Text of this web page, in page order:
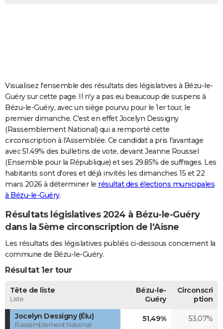
Carte de Noël
Carte Bonne année
Carte Saint-Valentin
Carte Pâques
Carte d'anniversaire
DICTIONNAIRE
Dictionnaire
Biographies
Citations
Expressions
Proverbes
PROGRAMME TV
COPAINS D'AVANT
S'inscrire
Se connecter
Lycées
Collèges
Primaires
Universités
Entreprises
Service militaire
Avis de recherche
AVIS DE DÉCÈS
FORUM
Bricolage
Lifestyle
Culture
Sport
Auto
Television
Voyage
Cinema
Visualisez l'ensemble des résultats des législatives à Bézu-le-
Guéry sur cette page. Il n'y a pas eu beaucoup de suspens à
Bézu-le-Guéry, avec un siège pourvu pour le 1er tour, le
premier dimanche. C'est en effet Jocelyn Dessigny
(Rassemblement National) qui a remporté cette
circonscription à l'Assemblée. Ce candidat a pris l'avantage
avec 51.49% des bulletins de vote, devant Jeanne Roussel
(Ensemble pour la République) et ses 29.85% de suffrages. Les
habitants sont d'ores et déjà invités les dimanches 15 et 22
mars 2026 à déterminer le résultat des élections municipales
à Bézu-le-Guéry.
Résultats législatives 2024 à Bézu-le-Guéry
dans la 5ème circonscription de l'Aisne
Les résultats des législatives publiés ci-dessous concernent la
commune de Bézu-le-Guéry.
Résultat 1er tour
Tête de liste
Liste
Bézu-le-
Guéry
Circonscri
ption
Jocelyn Dessigny (Élu)
Rassemblement National
51,49% 53,07%